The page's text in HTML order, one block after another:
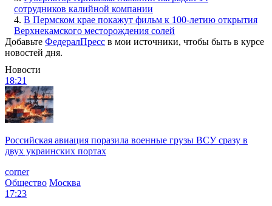
сотрудников калийной компании
4. В Пермском крае покажут фильм к 100-летию открытия
Верхнекамского месторождения солей
Добавьте ФедералПресс в мои источники, чтобы быть в курсе
новостей дня.
Новости
18:21
Российская авиация поразила военные грузы ВСУ сразу в
двух украинских портах
corner
Общество Москва
17:23